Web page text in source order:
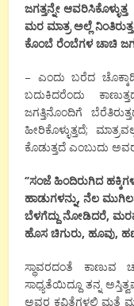
ಜಗತ್ತನ್ನೇ ಆವರಿಸಿಕೊಳ್ಳುತ್ತ
ಮರ ಮಾತ್ರ ಅಲ್ಲೆ
ಕೊಂಬೆ ರೆಂಬೆಗಳ ಚಾಚಿ
– ಎಂದು ಬರೆದ
ಬದುಕಿದರೆಂದು
ಜಗತ್ತಿನೊಂದಿಗೆ
ಹೀರಿಕೊಳ್ಳುತ್ತದೆ;
ಕೊಡುತ್ತದೆ ಎಂಬುದು
‘’ಸಂಜೆ ಹಿಂದಿರುಗಿದ
ಹಾಡುಗಳನ್ನು,ನೆಲ
ಬೆಳಗೆದ್ದು ನೋಡಿದರೆ,
ಹೊಸ ಚಿಗುರು,ಹೂವು,
ಸ್ಥಾವರದಂತೆ
ಸಾಧ್ಯತೆಯಿದ್ದೂ ತನ್ನ
ಅವರ ಕವಿತೆಗಳಲ್ಲಿ ಮತ್ತೆ